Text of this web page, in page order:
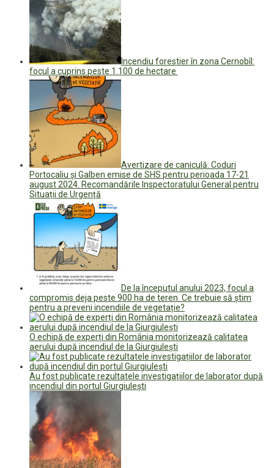
Incendiu forestier în zona Cernobîl:
focul a cuprins peste 1.100 de hectare
Avertizare de caniculă: Coduri
Portocaliu și Galben emise de SHS pentru perioada 17-21
august 2024. Recomandările Inspectoratului General pentru
Situații de Urgență
De la începutul anului 2023, focul a
compromis deja peste 900 ha de teren. Ce trebuie să știm
pentru a preveni incendiile de vegetație?
O echipă de experți din România monitorizează calitatea
aerului după incendiul de la Giurgiulești
Au fost publicate rezultatele investigațiilor de laborator după
incendiul din portul Giurgiulești